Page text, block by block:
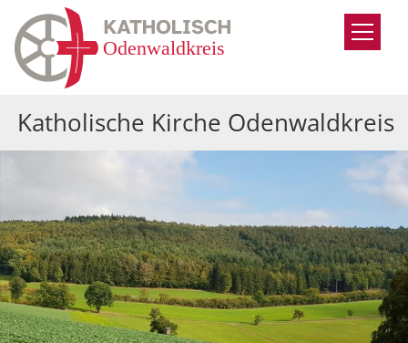
Zum Inhalt springen
Katholische Kirche Odenwaldkreis